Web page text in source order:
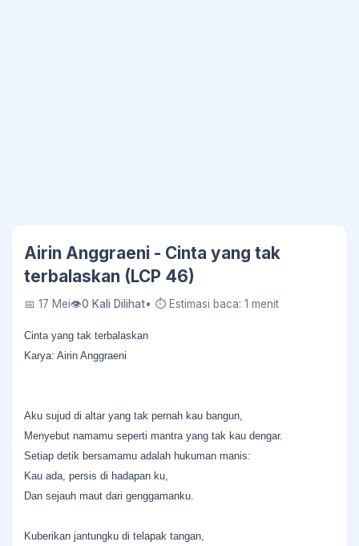
Airin Anggraeni - Cinta yang tak
terbalaskan (LCP 46)
📅 17 Mei👁0 Kali Dilihat• ⏱ Estimasi baca: 1 menit
Cinta yang tak terbalaskan
Karya: Airin Anggraeni
Aku sujud di altar yang tak pernah kau bangun,
Menyebut namamu seperti mantra yang tak kau dengar.
Setiap detik bersamamu adalah hukuman manis:
Kau ada, persis di hadapan ku,
Dan sejauh maut dari genggamanku.
Kuberikan jantungku di telapak tangan,